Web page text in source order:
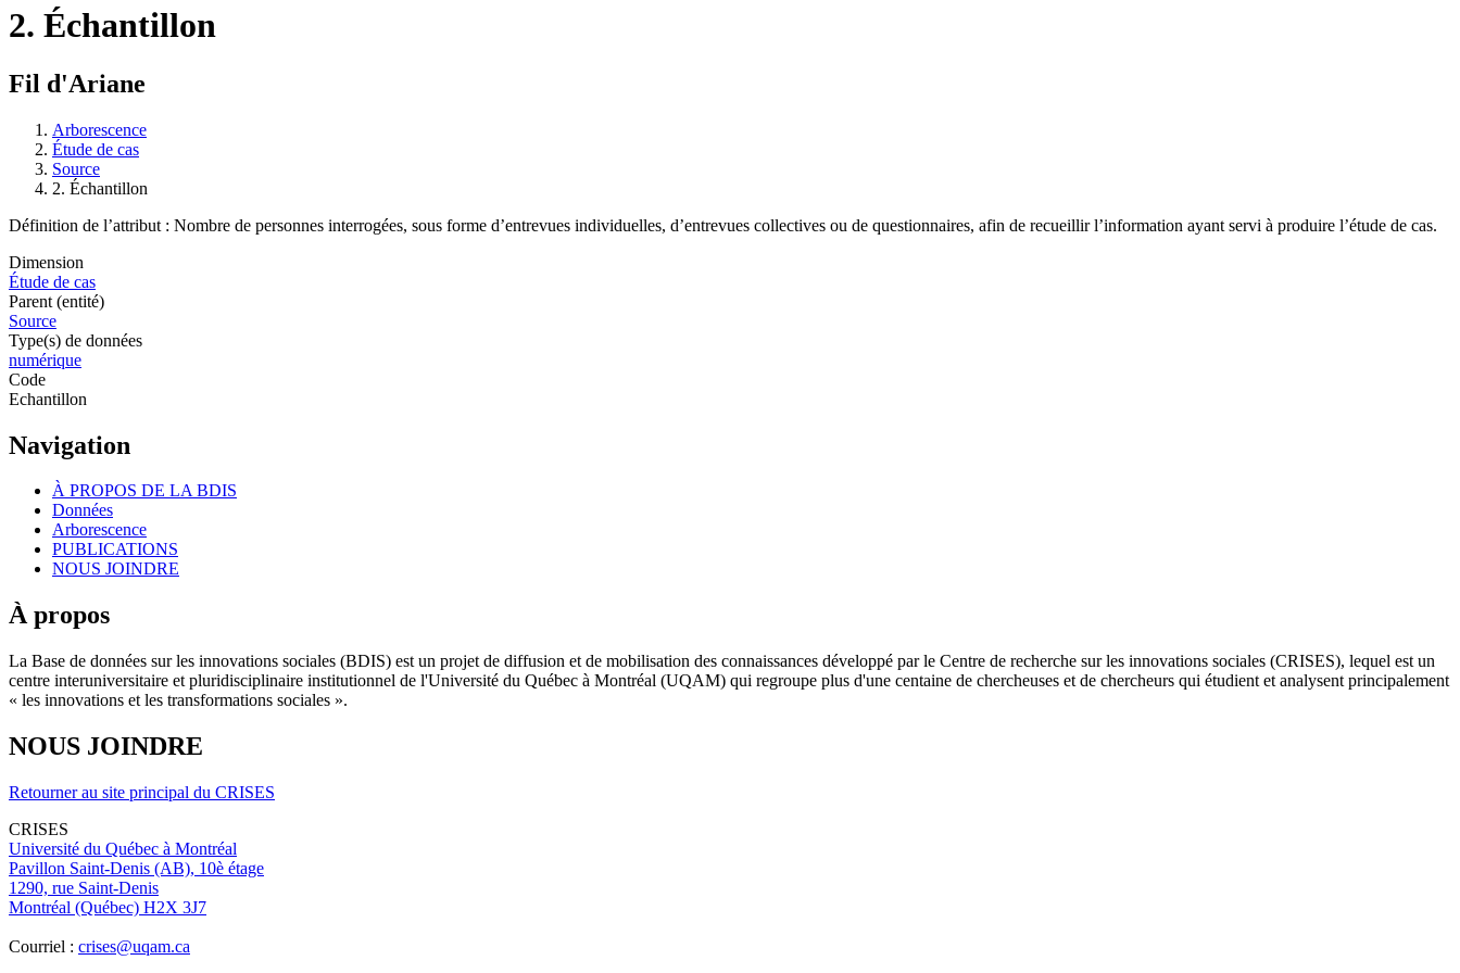
2. Échantillon
Fil d'Ariane
Arborescence
Étude de cas
Source
2. Échantillon
Définition de l’attribut : Nombre de personnes interrogées, sous forme d’entrevues individuelles, d’entrevues collectives ou de questionnaires, afin de recueillir l’information ayant servi à produire l’étude de cas.
Dimension
Étude de cas
Parent (entité)
Source
Type(s) de données
numérique
Code
Echantillon
Navigation
À PROPOS DE LA BDIS
Données
Arborescence
PUBLICATIONS
NOUS JOINDRE
À propos
La Base de données sur les innovations sociales (BDIS) est un projet de diffusion et de mobilisation des connaissances développé par le Centre de recherche sur les innovations sociales (CRISES), lequel est un
centre interuniversitaire et pluridisciplinaire institutionnel de l'Université du Québec à Montréal (UQAM) qui regroupe plus d'une centaine de chercheuses et de chercheurs qui étudient et analysent principalement
« les innovations et les transformations sociales ».
NOUS JOINDRE
Retourner au site principal du CRISES
CRISES
Université du Québec à Montréal
Pavillon Saint-Denis (AB), 10è étage
1290, rue Saint-Denis
Montréal (Québec) H2X 3J7
Courriel : crises@uqam.ca